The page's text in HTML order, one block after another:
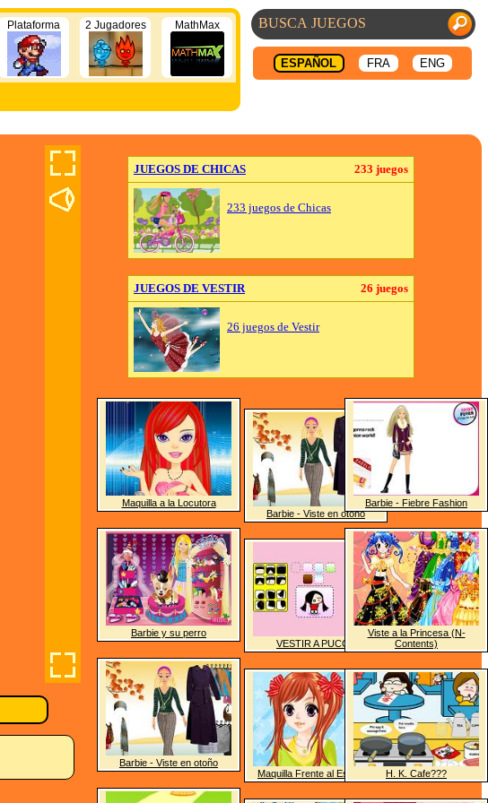
ESPAÑOL FRA ENG
Plataforma 2 Jugadores MathMax
JUEGOS DE CHICAS 233 juegos
233 juegos de Chicas
JUEGOS DE VESTIR 26 juegos
26 juegos de Vestir
Maquilla a la Locutora
Barbie y su perro
Barbie - Viste en otoño
Barbie - Viste en otoño
VESTIR A PUCCA
Maquilla Frente al Espejo 3
Barbie - Fiebre Fashion
Viste a la Princesa (N-
Contents)
H. K. Cafe???